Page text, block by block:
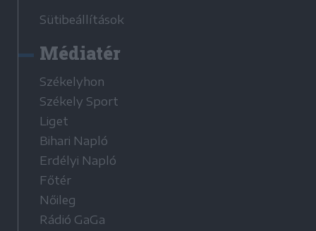
Sütibeállítások
Médiatér
Székelyhon
Székely Sport
Liget
Bihari Napló
Erdélyi Napló
Főtér
Nőileg
Rádió GaGa